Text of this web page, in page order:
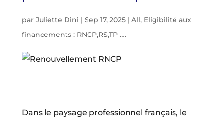
par Juliette Dini | Sep 17, 2025| All, Eligibilité aux
financements : RNCP,RS,TP ….
Dans le paysage professionnel français, le